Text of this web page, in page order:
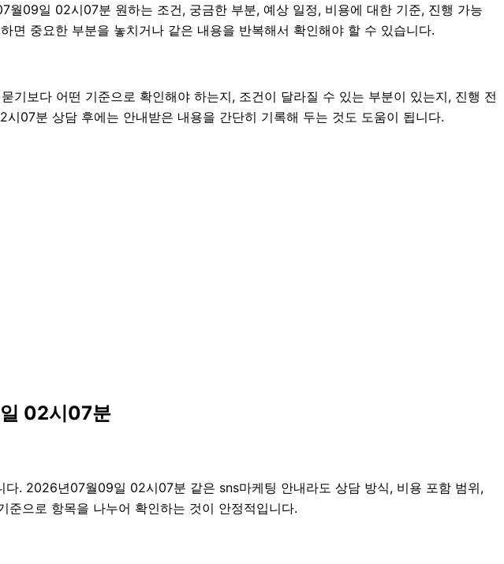
09일 02시07분 원하는 조건, 궁금한 부분, 예상 일정, 비용에 대한 기준, 진행 가능
면 중요한 부분을 놓치거나 같은 내용을 반복해서 확인해야 할 수 있습니다.
보다 어떤 기준으로 확인해야 하는지, 조건이 달라질 수 있는 부분이 있는지, 진행 전
07분 상담 후에는 안내받은 내용을 간단히 기록해 두는 것도 도움이 됩니다.
02시07분
. 2026년07월09일 02시07분 같은 sns마케팅 안내라도 상담 방식, 비용 포함 범위,
으로 항목을 나누어 확인하는 것이 안정적입니다.